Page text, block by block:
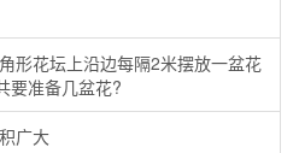
形花坛上沿边每隔2米摆放一盆花
要准备几盆花?
广大